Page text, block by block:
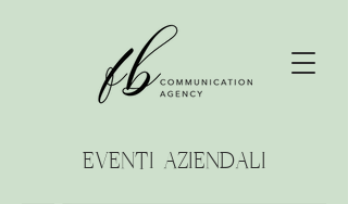
eventi aziendali